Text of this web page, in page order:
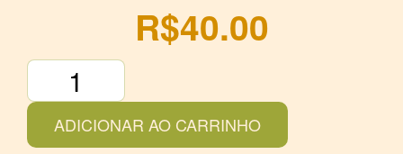
R$40.00
ADICIONAR AO CARRINHO